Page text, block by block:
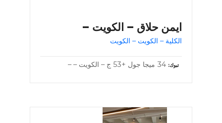
ايمن حلاق – الكويت –
الكلية – الكويت – الكويت
تبوك 34 ميجا جول +53 ج – الكويت – –